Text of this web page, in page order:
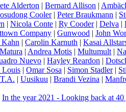
Alderton | Bernard Allison |
Cooler| Peter Braukmann |
| Nicola Conte | Ry Cooder| Delva |
Company | Gunwood | John
| Carolin Karnuth | Kasai
| Andrea Motis | Multumult |
Nuevo | Hayley Reardon |
Louis | Omar Sosa | Simon Stadler|
| Uusikuu | Brandi Vezina |
In the year 2021 - Looking back at